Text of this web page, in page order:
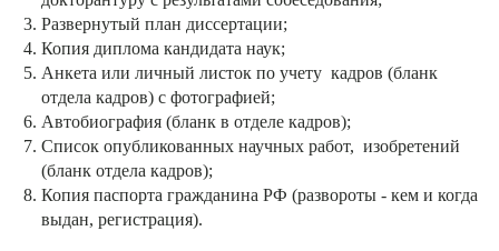
Развернутый план диссертации;
Копия диплома кандидата наук;
Анкета или личный листок по учету кадров (бланк
отдела кадров) с фотографией;
Автобиография (бланк в отделе кадров);
Список опубликованных научных работ, изобретений
(бланк отдела кадров);
Копия паспорта гражданина РФ (развороты - кем и когда
выдан, регистрация).